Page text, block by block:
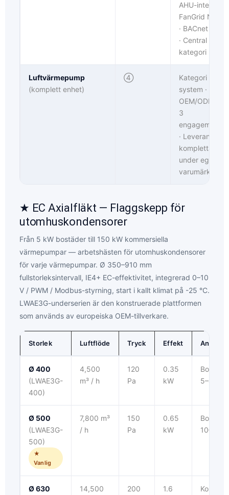
AHU-
FanGrid N+1-
· BACnet +
· Central AC-
kategori
Luftvärmepump
(komplett enhet)
④
Kategori
system ·
OEM/ODM/
3
· Leverans av
kompletta
under eget
varumärke
★ EC Axialfläkt — Flaggskepp för
utomhuskondensorer
Från 5 kW bostäder till 150 kW kommersiella
värmepumpar — arbetshästen för utomhuskondensorer
för varje värmepumpar. Ø 350–910 mm
fullstorleksintervall, IE4+ EC-effektivitet, integrerad 0–10
V / PWM / Modbus-styrning, start i kallt klimat på -25 °C.
LWAE3G-underserien är den konstruerade plattformen
som används av europeiska OEM-tillverkare.
Storlek Luftflöde Tryck Effekt Ansökan
Ø 400
(LWAE3G-
400)
4,500
m³ / h
120
Pa
0.35
kW
5–8 kW
Ø 500
(LWAE3G-
500)
★
Vanlig
7,800 m³
/ h
150
Pa
0.65
kW
10–15
Ø 630
14,500
200
1.6